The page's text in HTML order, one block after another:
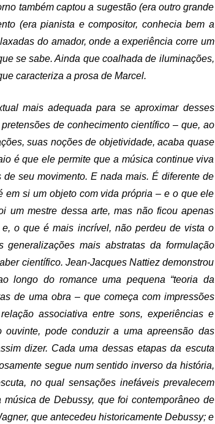
também captou a sugestão (era outro grande
(era pianista e compositor, conhecia bem a
do amador, onde a experiência corre um
se sabe. Ainda que coalhada de iluminações,
caracteriza a prosa de Marcel.
mais adequada para se aproximar desses
de conhecimento científico – que, ao
suas noções de objetividade, acaba quase
é que ele permite que a música continue viva
seu movimento. E nada mais. É diferente de
em si um objeto com vida própria – e o que ele
um mestre dessa arte, mas não ficou apenas
o que é mais incrível, não perdeu de vista o
mais abstratas da formulação
científico. Jean-Jacques Nattiez demonstrou
longo do romance uma pequena “teoria da
de uma obra – que começa com impressões
associativa entre sons, experiências e
pode conduzir a uma apreensão das
dizer. Cada uma dessas etapas da escuta
segue num sentido inverso da história,
no qual sensações inefáveis prevalecem
de Debussy, que foi contemporâneo de
que antecedeu historicamente Debussy; e